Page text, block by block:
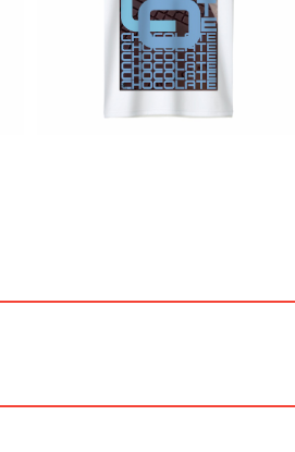
Vカット 吸汗 速乾 T shirt オリ
ジナル スポーツ バイク 洗い替
え カジュアル 人気 定番 半袖 s
aritikari american casual
original harley choco チョ
¥2,980